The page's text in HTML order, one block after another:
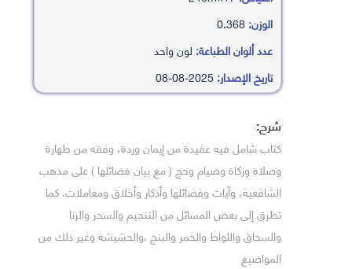
الوزن:
عدد ألوان الطباعة: لون واحد
تاريخ الإصدار:
شرح:
كتاب شامل فيه عقيدة من إيمان وردة، وفقه من طهارة
وصلاة وزكاة وصيام وحج ( مع بيان فضائلها ) على مذهب
الشافعية، وآيات وفضائلها وأذكار وأخلاق ومعاملات. كما
تطرق إلى بعض المسائل من التنجيم والسحر والزنا
والسحاق واللواط والخمر والبنج .والحشيشة وغير ذلك من
المواضيع